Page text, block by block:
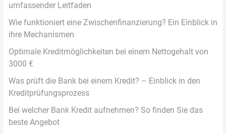
umfassender Leitfaden
Wie funktioniert eine Zwischenfinanzierung? Ein Einblick in
ihre Mechanismen
Optimale Kreditmöglichkeiten bei einem Nettogehalt von
3000 €
Was prüft die Bank bei einem Kredit? – Einblick in den
Kreditprüfungsprozess
Bei welcher Bank Kredit aufnehmen? So finden Sie das
beste Angebot